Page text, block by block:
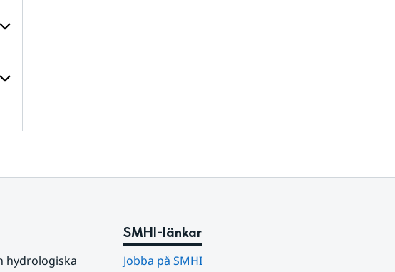
för
hydrologiska
SMHI-länkar
Jobba på SMHI